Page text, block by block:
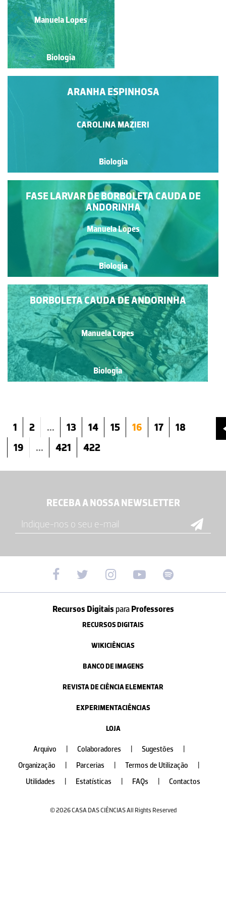
Manuela Lopes
Biologia
Manuela Lopes
Biologia
ARANHA ESPINHOSA
CAROLINA MAZIERI
Biologia
FASE LARVAR DE BORBOLETA CAUDA DE
ANDORINHA
Manuela Lopes
Biologia
BORBOLETA CAUDA DE ANDORINHA
Manuela Lopes
Biologia
1 2 ... 13 14 15 16 17
18
19
... 421 422
RECEBA A NOSSA NEWSLETTER
Recursos Digitais paraProfessores
RECURSOS DIGITAIS
WIKICIÊNCIAS
BANCO DE IMAGENS
REVISTA DE CIÊNCIA ELEMENTAR
EXPERIMENTACIÊNCIAS
LOJA
Arquivo Colaboradores Sugestões
Organização
Parcerias Termos de Utilização
Utilidades
Estatísticas FAQs Contactos
© 2026 CASA DAS CIÊNCIAS All Rights Reserved